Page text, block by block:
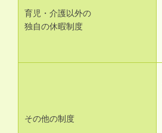
育児・介護以外の
独自の休暇制度
その他の制度